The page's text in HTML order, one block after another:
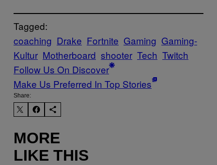
Tagged:
coaching Drake Fortnite Gaming Gaming-
Kultur Motherboard shooter Tech Twitch
Follow Us On Discover
Make Us Preferred In Top Stories
Share:
MORE
LIKE THIS